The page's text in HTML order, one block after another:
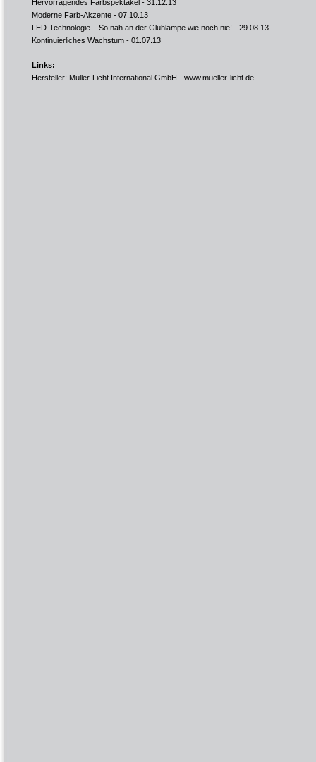
Hervorragendes Farbspektakel - 31.12.13
Moderne Farb-Akzente - 07.10.13
LED-Technologie – So nah an der Glühlampe wie noch nie! - 29.08.13
Kontinuierliches Wachstum - 01.07.13
Links:
Hersteller: Müller-Licht International GmbH - www.mueller-licht.de